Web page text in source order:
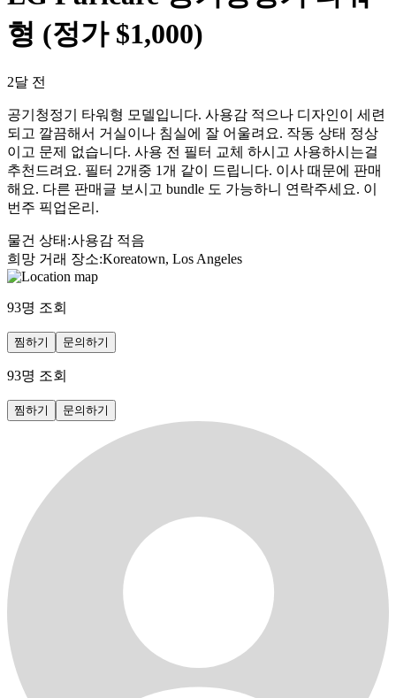
형 (정가 $1,000)
2달 전
공기청정기 타워형 모델입니다. 사용감 적으나 디자인이 세련
되고 깔끔해서 거실이나 침실에 잘 어울려요. 작동 상태 정상
이고 문제 없습니다. 사용 전 필터 교체 하시고 사용하시는걸
추천드려요. 필터 2개중 1개 같이 드립니다. 이사 때문에 판매
해요. 다른 판매글 보시고 bundle 도 가능하니 연락주세요. 이
번주 픽업온리.
물건 상태 :사용감 적음
희망 거래 장소:Koreatown, Los Angeles
93명 조회
찜하기 문의하기
93명 조회
찜하기 문의하기